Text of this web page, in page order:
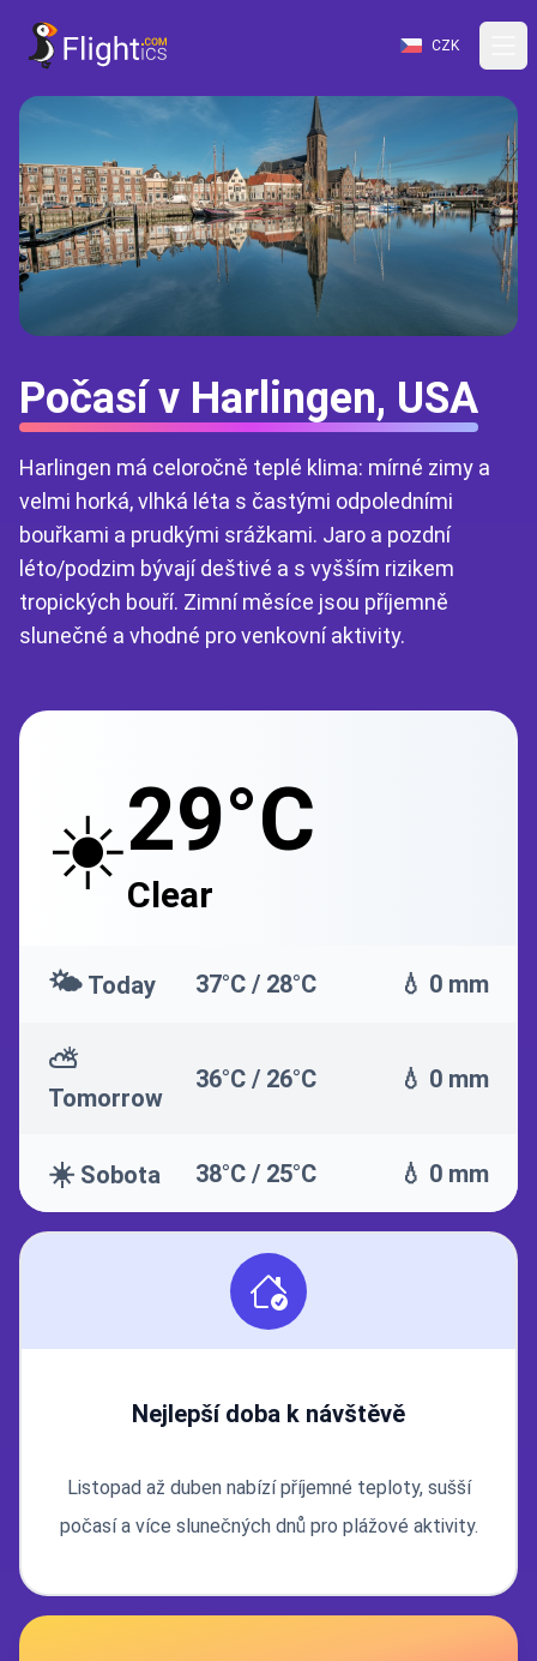
CZK
Počasí v Harlingen, USA
Harlingen má celoročně teplé klima: mírné zimy a
velmi horká, vlhká léta s častými odpoledními
bouřkami a prudkými srážkami. Jaro a pozdní
léto/podzim bývají deštivé a s vyšším rizikem
tropických bouří. Zimní měsíce jsou příjemně
slunečné a vhodné pro venkovní aktivity.
☀️29°C
Clear
🌤️ Today 37°C / 28°C 💧 0 mm
⛅
Tomorrow
36°C / 26°C 💧 0 mm
☀️ Sobota 38°C / 25°C 💧 0 mm
Nejlepší doba k návštěvě
Listopad až duben nabízí příjemné teploty, sušší
počasí a více slunečných dnů pro plážové aktivity.